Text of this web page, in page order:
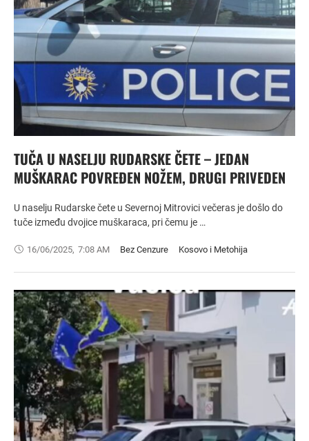
TUČA U NASELJU RUDARSKE ČETE – JEDAN
MUŠKARAC POVREĐEN NOŽEM, DRUGI PRIVEDEN
U naselju Rudarske čete u Severnoj Mitrovici večeras je došlo do
tuče između dvojice muškaraca, pri čemu je …
16/06/2025, 7:08 AM Bez Cenzure Kosovo i Metohija